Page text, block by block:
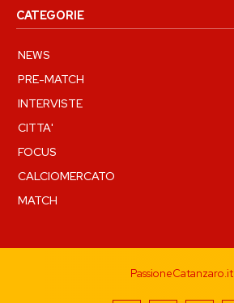
CATEGORIE
NEWS
PRE-MATCH
INTERVISTE
CITTA'
FOCUS
CALCIOMERCATO
MATCH
PassioneCatanzaro.it